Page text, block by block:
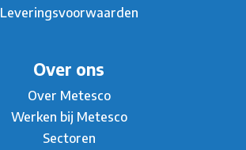
Leveringsvoorwaarden
Over ons
Over Metesco
Werken bij Metesco
Sectoren